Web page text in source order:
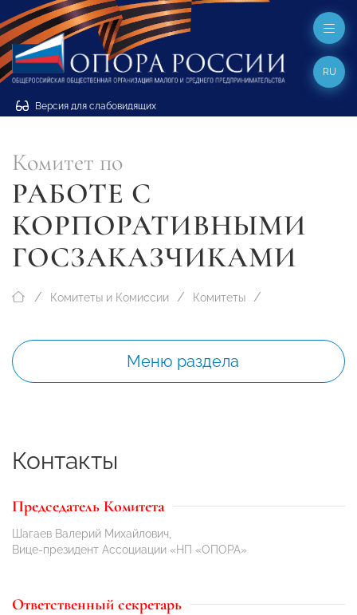
Версия для слабовидящих
RU
Комитет по
РАБОТЕ С
КОРПОРАТИВНЫМИ
ГОСЗАКАЗЧИКАМИ
Комитеты и Комиссии Комитеты
Меню раздела
Контакты
Председатель Комитета
Шагаев Валерий Михайлович,
Вице-президент Ассоциации «НП «ОПОРА»
Ответственный секретарь